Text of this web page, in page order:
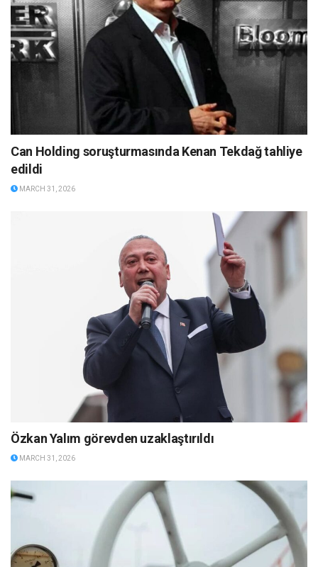
Can Holding soruşturmasında Kenan Tekdağ tahliye
edildi
MARCH 31, 2026
Özkan Yalım görevden uzaklaştırıldı
MARCH 31, 2026